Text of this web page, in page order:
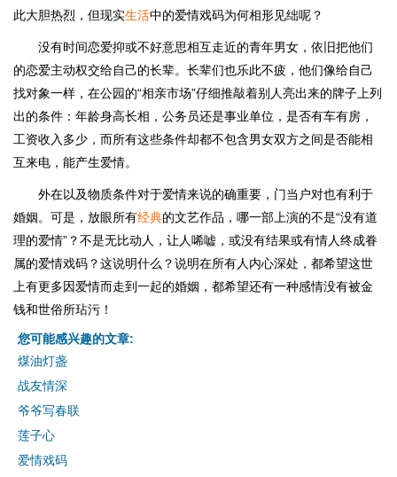
此大胆热烈，但现实生活中的爱情戏码为何相形见绌呢？
没有时间恋爱抑或不好意思相互走近的青年男女，依旧把他们
的恋爱主动权交给自己的长辈。长辈们也乐此不疲，他们像给自己
找对象一样，在公园的“相亲市场”仔细推敲着别人亮出来的牌子上列
出的条件：年龄身高长相，公务员还是事业单位，是否有车有房，
工资收入多少，而所有这些条件却都不包含男女双方之间是否能相
互来电，能产生爱情。
外在以及物质条件对于爱情来说的确重要，门当户对也有利于
婚姻。可是，放眼所有经典的文艺作品，哪一部上演的不是“没有道
理的爱情”？不是无比动人，让人唏嘘，或没有结果或有情人终成眷
属的爱情戏码？这说明什么？说明在所有人内心深处，都希望这世
上有更多因爱情而走到一起的婚姻，都希望还有一种感情没有被金
钱和世俗所玷污！
您可能感兴趣的文章:
煤油灯盏
战友情深
爷爷写春联
莲子心
爱情戏码